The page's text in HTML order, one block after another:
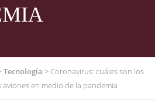
Tecnología > Coronavirus: cuáles son los
en medio de la pandemia